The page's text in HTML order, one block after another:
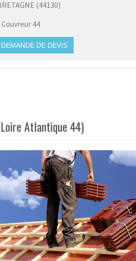
(44130)
Couvreur 44
DE DEVIS
Atlantique 44)